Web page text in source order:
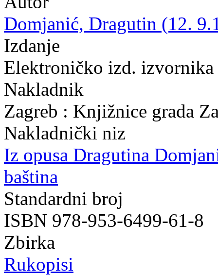
Domjanić, Dragutin (12.
Izdanje
Elektroničko izd. izvornika
Nakladnik
Zagreb : Knjižnice grada
Nakladnički niz
Iz opusa Dragutina
baština
Standardni broj
ISBN 978-953-6499-61-8
Zbirka
Rukopisi